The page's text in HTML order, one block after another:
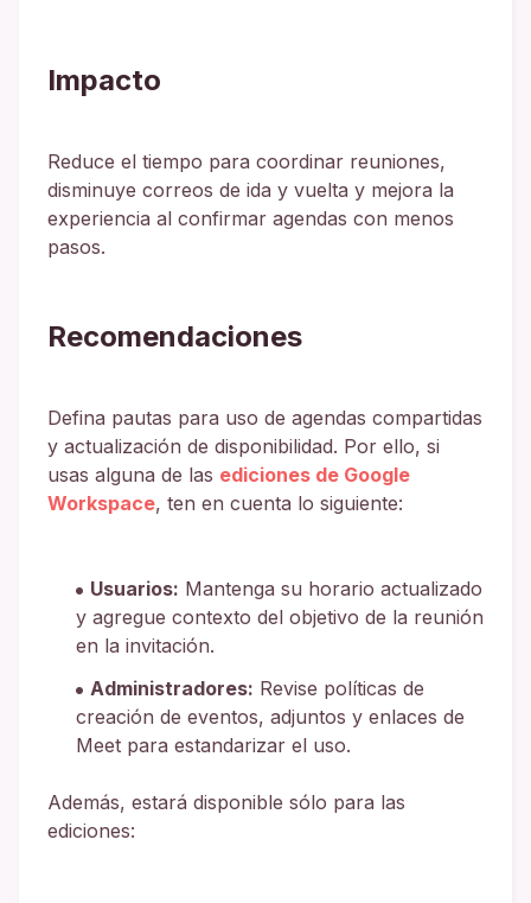
Impacto
Reduce el tiempo para coordinar reuniones,
disminuye correos de ida y vuelta y mejora la
experiencia al confirmar agendas con menos
pasos.
Recomendaciones
Defina pautas para uso de agendas compartidas
y actualización de disponibilidad. Por ello, si
usas alguna de las ediciones de Google
Workspace, ten en cuenta lo siguiente:
Usuarios: Mantenga su horario actualizado
y agregue contexto del objetivo de la reunión
en la invitación.
Administradores: Revise políticas de
creación de eventos, adjuntos y enlaces de
Meet para estandarizar el uso.
Además, estará disponible sólo para las
ediciones: